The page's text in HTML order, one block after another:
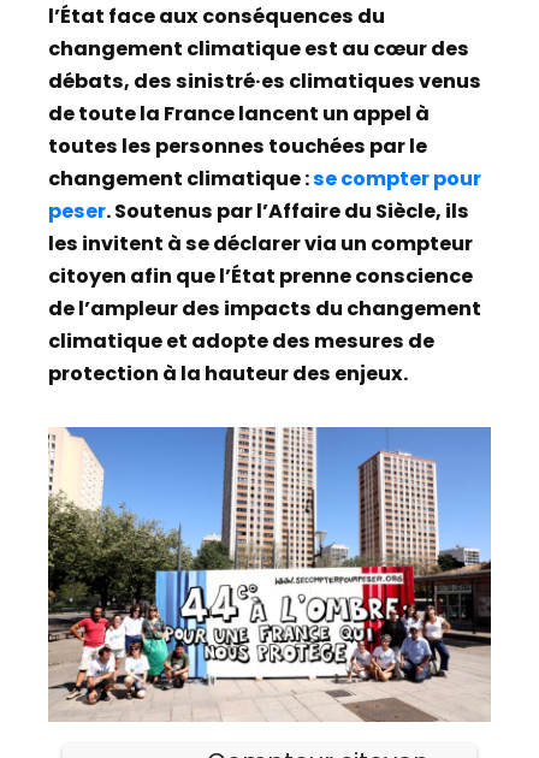
l’État face aux conséquences du
changement climatique est au cœur des
débats, des sinistré·es climatiques venus
de toute la France lancent un appel à
toutes les personnes touchées par le
changement climatique :se compter pour
peser. Soutenus par l’Affaire du Siècle, ils
les invitent à se déclarer via un compteur
citoyen afin que l’État prenne conscience
de l’ampleur des impacts du changement
climatique et adopte des mesures de
protection à la hauteur des enjeux.